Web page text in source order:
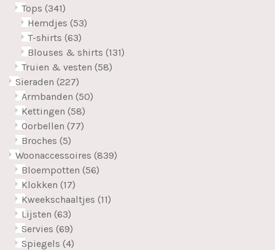
Tops (341)
Hemdjes (53)
T-shirts (63)
Blouses & shirts (131)
Truien & vesten (58)
Sieraden (227)
Armbanden (50)
Kettingen (58)
Oorbellen (77)
Broches (5)
Woonaccessoires (839)
Bloempotten (56)
Klokken (17)
Kweekschaaltjes (11)
Lijsten (63)
Servies (69)
Spiegels (4)